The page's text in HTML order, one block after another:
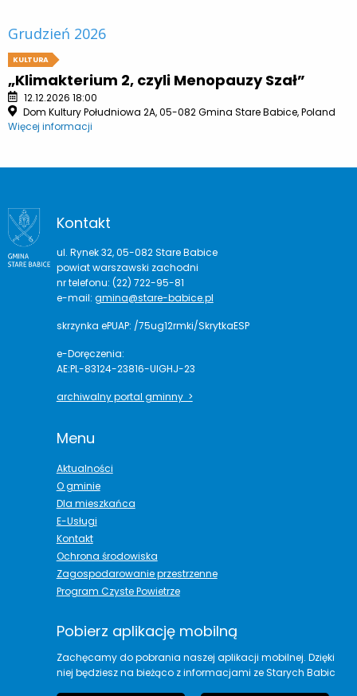
Grudzień 2026
KULTURA
„Klimakterium 2, czyli Menopauzy Szał”
12.12.2026 18:00
Dom Kultury Południowa 2A, 05-082 Gmina Stare Babice, Poland
Więcej informacji
Kontakt
ul. Rynek 32, 05-082 Stare Babice
powiat warszawski zachodni
nr telefonu: (22) 722-95-81
e-mail: gmina@stare-babice.pl
skrzynka ePUAP: /75ug12rmki/SkrytkaESP
e-Doręczenia:
AE:PL-83124-23816-UIGHJ-23
archiwalny portal gminny >
Menu
Aktualności
O gminie
Dla mieszkańca
E-Usługi
Kontakt
Ochrona środowiska
Zagospodarowanie przestrzenne
Program Czyste Powietrze
Pobierz aplikację mobilną
Zachęcamy do pobrania naszej aplikacji mobilnej. Dzięki
niej będziesz na bieżąco z informacjami ze Starych Babic